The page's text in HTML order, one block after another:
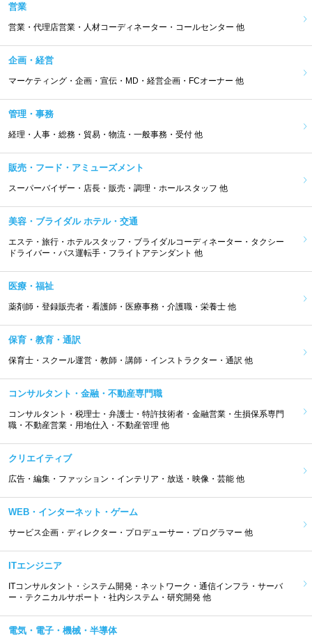
営業
営業・代理店営業・人材コーディネーター・コールセンター 他
企画・経営
マーケティング・企画・宣伝・MD・経営企画・FCオーナー 他
管理・事務
経理・人事・総務・貿易・物流・一般事務・受付 他
販売・フード・アミューズメント
スーパーバイザー・店長・販売・調理・ホールスタッフ 他
美容・ブライダル ホテル・交通
エステ・旅行・ホテルスタッフ・ブライダルコーディネーター・タクシー
ドライバー・バス運転手・フライトアテンダント 他
医療・福祉
薬剤師・登録販売者・看護師・医療事務・介護職・栄養士 他
保育・教育・通訳
保育士・スクール運営・教師・講師・インストラクター・通訳 他
コンサルタント・金融・不動産専門職
コンサルタント・税理士・弁護士・特許技術者・金融営業・生損保系専門
職・不動産営業・用地仕入・不動産管理 他
クリエイティブ
広告・編集・ファッション・インテリア・放送・映像・芸能 他
WEB・インターネット・ゲーム
サービス企画・ディレクター・プロデューサー・プログラマー 他
ITエンジニア
ITコンサルタント・システム開発・ネットワーク・通信インフラ・サーバ
ー・テクニカルサポート・社内システム・研究開発 他
電気・電子・機械・半導体